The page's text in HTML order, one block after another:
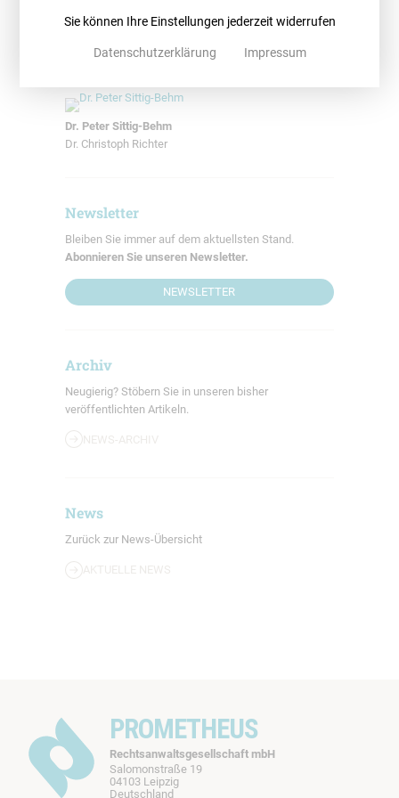
verlassen.
Dr. Peter Sittig-Behm
Dr. Christoph Richter
Newsletter
Bleiben Sie immer auf dem aktuellsten Stand.
Abonnieren Sie unseren Newsletter.
NEWSLETTER
Archiv
Neugierig? Stöbern Sie in unseren bisher
veröffentlichten Artikeln.
NEWS-ARCHIV
News
Zurück zur News-Übersicht
AKTUELLE NEWS
PROMETHEUS
Rechtsanwaltsgesellschaft mbH
Salomonstraße 19
04103 Leipzig
Deutschland
Sie können Ihre Einstellungen jederzeit widerrufen
Datenschutzerklärung Impressum